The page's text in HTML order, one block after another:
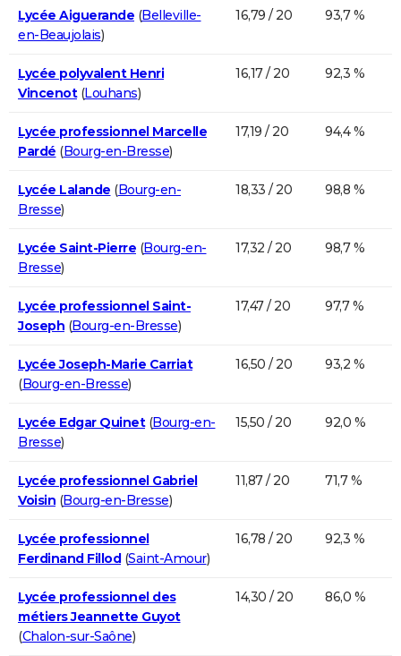
Lycée Aiguerande (Belleville-
en-Beaujolais)
16,79 / 20 93,7 %
Lycée polyvalent Henri
Vincenot(Louhans)
16,17 / 20 92,3 %
Lycée professionnel Marcelle
Pardé (Bourg-en-Bresse)
17,19 / 20 94,4 %
Lycée Lalande (Bourg-en-
Bresse)
18,33 / 20 98,8 %
Lycée Saint-Pierre (Bourg-en-
Bresse)
17,32 / 20 98,7 %
Lycée professionnel Saint-
Joseph (Bourg-en-Bresse)
17,47 / 20 97,7 %
Lycée Joseph-Marie Carriat
(Bourg-en-Bresse)
16,50 / 20 93,2 %
Lycée Edgar Quinet(Bourg-en-
Bresse)
15,50 / 20 92,0 %
Lycée professionnel Gabriel
Voisin (Bourg-en-Bresse)
11,87 / 20 71,7 %
Lycée professionnel
Ferdinand Fillod(Saint-Amour)
16,78 / 20 92,3 %
Lycée professionnel des
métiers Jeannette Guyot
(Chalon-sur-Saône)
14,30 / 20 86,0 %